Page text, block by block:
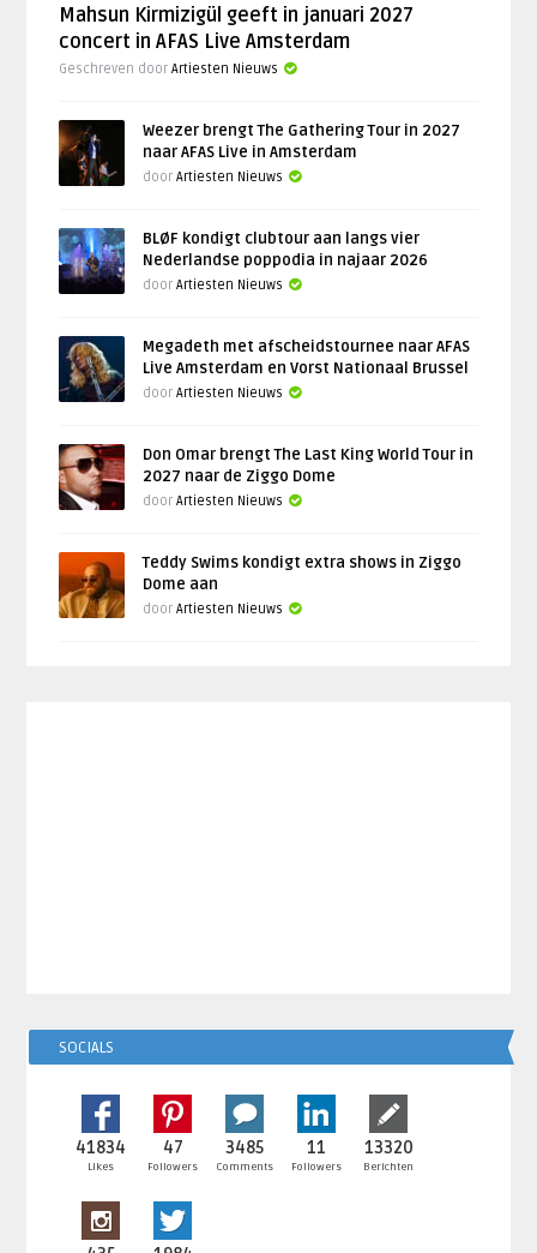
Mahsun Kirmizigül geeft in januari 2027
concert in AFAS Live Amsterdam
Geschreven doorArtiesten Nieuws
Weezer brengt The Gathering Tour in 2027
naar AFAS Live in Amsterdam
doorArtiesten Nieuws
BLØF kondigt clubtour aan langs vier
Nederlandse poppodia in najaar 2026
doorArtiesten Nieuws
Megadeth met afscheidstournee naar AFAS
Live Amsterdam en Vorst Nationaal Brussel
doorArtiesten Nieuws
Don Omar brengt The Last King World Tour in
2027 naar de Ziggo Dome
doorArtiesten Nieuws
Teddy Swims kondigt extra shows in Ziggo
Dome aan
doorArtiesten Nieuws
SOCIALS
41834
Likes
47
Followers
3485
Comments
11
Followers
13320
Berichten